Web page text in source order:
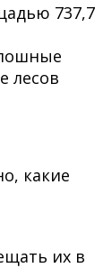
737,7
лесов
какие
их в